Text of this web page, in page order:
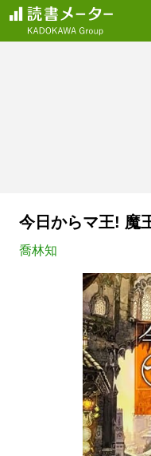
今日からマ王! 魔
喬林知